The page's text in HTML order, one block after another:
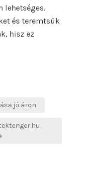
lehetséges.
és teremtsük
hisz ez
jó áron